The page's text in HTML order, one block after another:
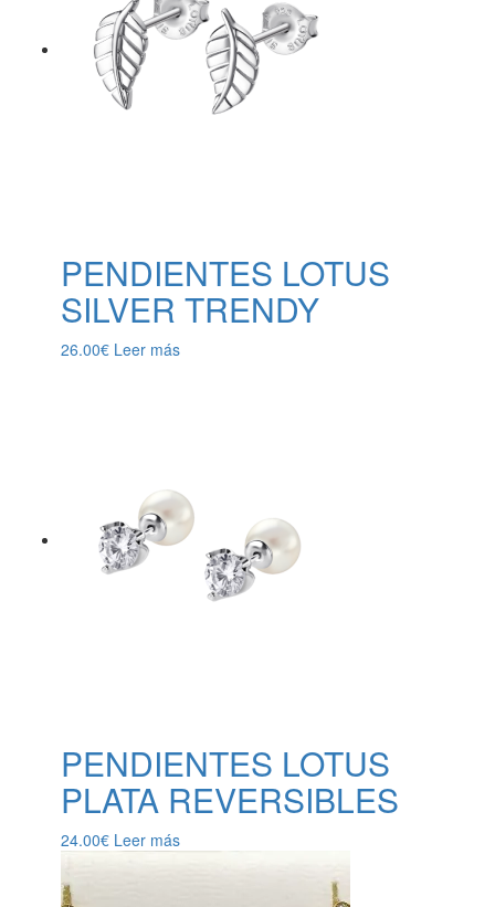
PENDIENTES LOTUS
SILVER TRENDY
26.00€ Leer más
PENDIENTES LOTUS
PLATA REVERSIBLES
24.00€ Leer más